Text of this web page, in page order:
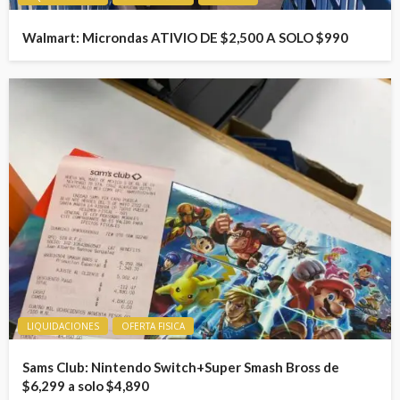
Walmart: Microndas ATIVIO DE $2,500 A SOLO $990
LIQUIDACIONES OFERTA FISICA
Sams Club: Nintendo Switch+Super Smash Bross de
$6,299 a solo $4,890